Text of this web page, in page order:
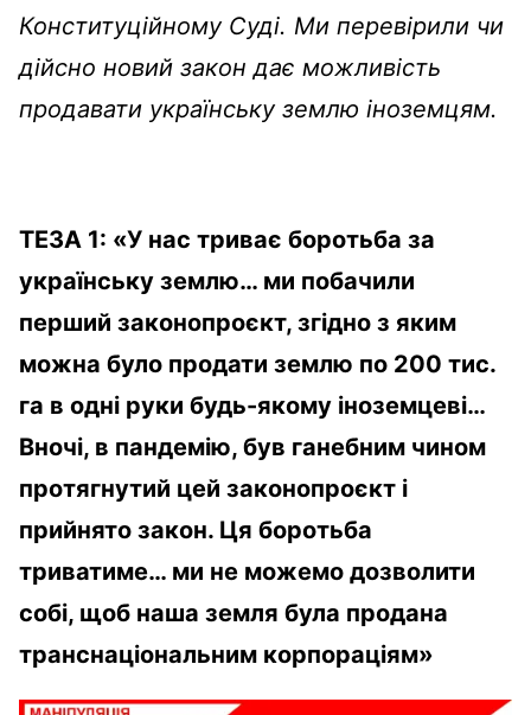
Конституційному Суді. Ми перевірили чи
дійсно новий закон дає можливість
продавати українську землю іноземцям.
ТЕЗА 1: «У нас триває боротьба за
українську землю… ми побачили
перший законопроєкт, згідно з яким
можна було продати землю по 200 тис.
га в одні руки будь-якому іноземцеві…
Вночі, в пандемію, був ганебним чином
протягнутий цей законопроєкт і
прийнято закон. Ця боротьба
триватиме… ми не можемо дозволити
собі, щоб наша земля була продана
транснаціональним корпораціям»